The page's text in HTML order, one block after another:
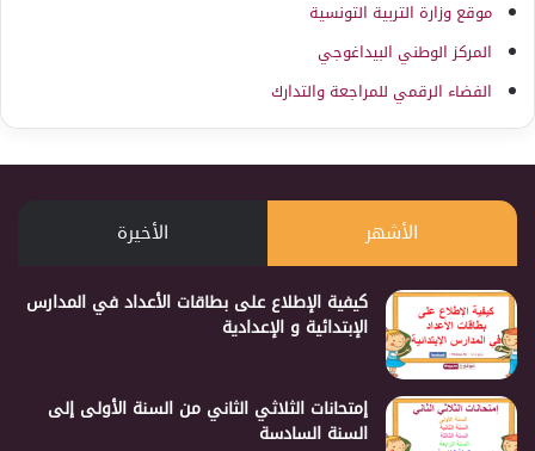
موقع وزارة التربية التونسية
المركز الوطني البيداغوجي
الفضاء الرقمي للمراجعة والتدارك
الأشهر الأخيرة
كيفية الإطلاع على بطاقات الأعداد في المدارس
الإبتدائية و الإعدادية
إمتحانات الثلاثي الثاني من السنة الأولى إلى
السنة السادسة